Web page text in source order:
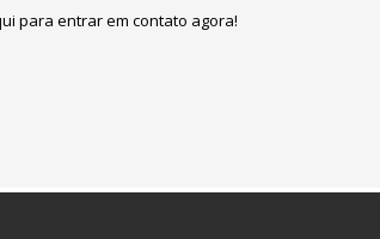
para entrar em contato agora!